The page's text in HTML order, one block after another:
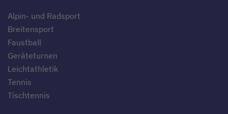
Alpin- und Radsport
Breitensport
Faustball
Geräteturnen
Leichtathletik
Tennis
Tischtennis